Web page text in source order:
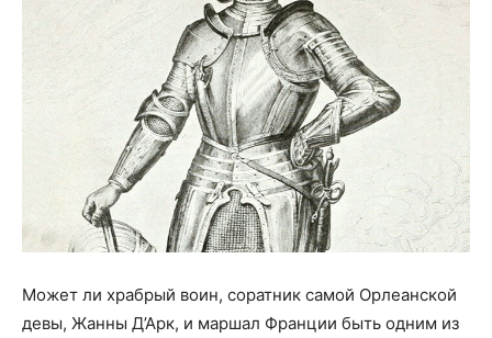
Может ли храбрый воин, соратник самой Орлеанской
девы, Жанны Д’Арк, и маршал Франции быть одним из